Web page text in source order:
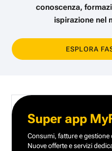
conoscenza,
ispirazione nel
ESPLORA
Super app
Consumi, fatture e gestione
Nuove offerte e servizi